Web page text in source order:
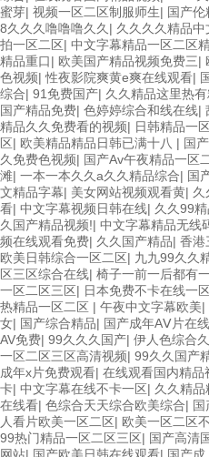
蜜芽| 视频一区二区制服师生| 国产伦
8久久久噜噜噜久久 | 久久久久精品中
拍一区二区| 中文字幕精品一区二区
精品重口| 欧美国产精品视频免费三|
色视频|性夜影院爽黄e爽在线观看|
综合| 91免费国产| 久久精品这里热
国产精品免费| 色婷婷综合和线在线|
精品久久免费看的视频| 日韩精品一
区| 欧美精品精品日韩已满十八 | 国
久免费色视频| 国产Av午夜精品一区
滩| 一本一本久久a久久精品综合| 国
文精品字幕| 美女网站视频观看黄| 久
看| 中文字幕视频日韩在线| 久久99
久国产精品视频!| 中文字幕精品无线
频在线观看免费| 久久国产精品| 香港
欧美日韩综合一区二区| 九九99久久
区三区综合在线| 椅子一前一后都有
一区二区三区| 日本免费不卡在线一
热精品一区二区 | 午夜中文字幕欧美|
女| 国产综合精品| 国产成年AⅤ片在
AV免费| 99久久久国产| 伊人色综合
一区二区三区高清视频| 99久久国产
成年x片免费观看| 在线观看国内精品
卡| 中文字幕在线不卡一区| 久久精品
在线看| 色综合天天综合欧美综合| 国
人看片欧美一区二区| 欧美一区二区
99热门精品一区二区三区| 国产高清